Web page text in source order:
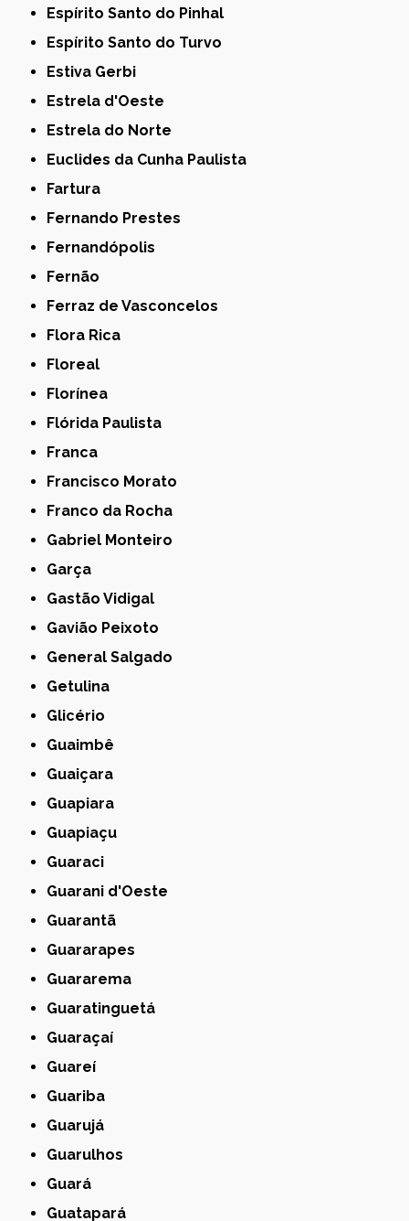
Espírito Santo do Pinhal
Espírito Santo do Turvo
Estiva Gerbi
Estrela d'Oeste
Estrela do Norte
Euclides da Cunha Paulista
Fartura
Fernando Prestes
Fernandópolis
Fernão
Ferraz de Vasconcelos
Flora Rica
Floreal
Florínea
Flórida Paulista
Franca
Francisco Morato
Franco da Rocha
Gabriel Monteiro
Garça
Gastão Vidigal
Gavião Peixoto
General Salgado
Getulina
Glicério
Guaimbê
Guaiçara
Guapiara
Guapiaçu
Guaraci
Guarani d'Oeste
Guarantã
Guararapes
Guararema
Guaratinguetá
Guaraçaí
Guareí
Guariba
Guarujá
Guarulhos
Guará
Guatapará